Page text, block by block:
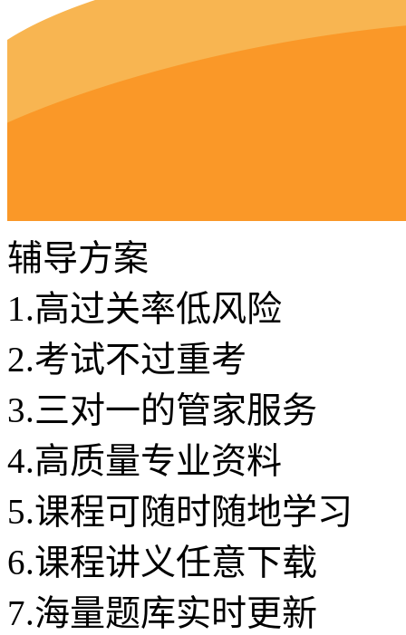
辅导方案
1.高过关率低风险
2.考试不过重考
3.三对一的管家服务
4.高质量专业资料
5.课程可随时随地学习
6.课程讲义任意下载
7.海量题库实时更新